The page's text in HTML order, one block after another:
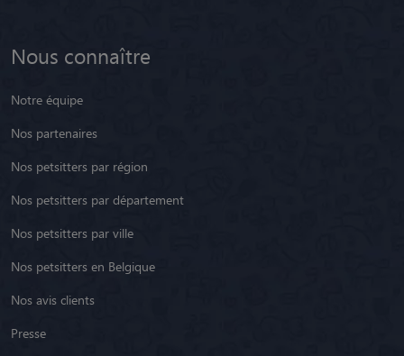
Nous connaître
Notre équipe
Nos partenaires
Nos petsitters par région
Nos petsitters par département
Nos petsitters par ville
Nos petsitters en Belgique
Nos avis clients
Presse